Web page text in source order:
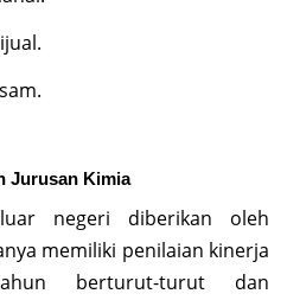
Jurusan Kimia
negeri diberikan oleh
memiliki penilaian kinerja
berturut-turut dan